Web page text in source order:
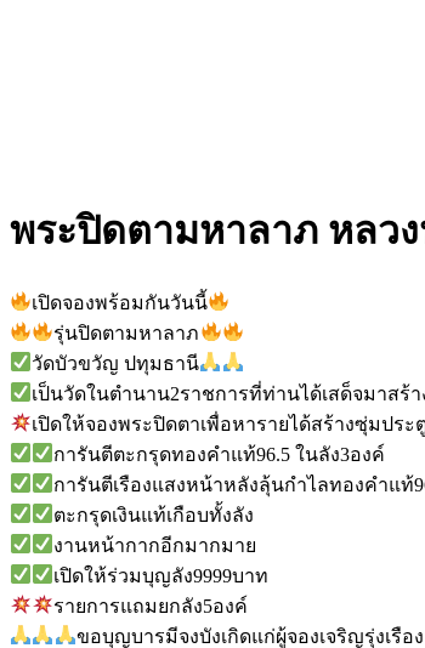
พระปิดตามหาลาภ หลว
เปิดจองพร้อมกันวันนี้
รุ่นปิดตามหาลาภ
วัดบัวขวัญ ปทุมธานี
เป็นวัดในตำนาน2ราชการที่ท่านได้เสด็จมาส
เปิดให้จองพระปิดตาเพื่อหารายได้สร้างซุ่มประ
การันตีตะกรุดทองคำแท้96.5 ในลัง3องค์
การันตีเรืองแสงหน้าหลังลุ้นกำไลทองคำแท้
ตะกรุดเงินแท้เกือบทั้งลัง
งานหน้ากากอีกมากมาย
เปิดให้ร่วมบุญลัง9999บาท
รายการแถมยกลัง5องค์
ขอบุญบารมีจงบังเกิดแก่ผู้จองเจริญรุ่งเรือง